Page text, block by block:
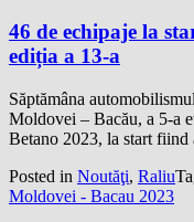
46 de echipaje la
ediția a 13-a
Săptămâna
Moldovei – Bacău, a 5-a
Betano 2023, la start fiind
Posted in Noutăţi, Raliu
Moldovei - Bacau 2023